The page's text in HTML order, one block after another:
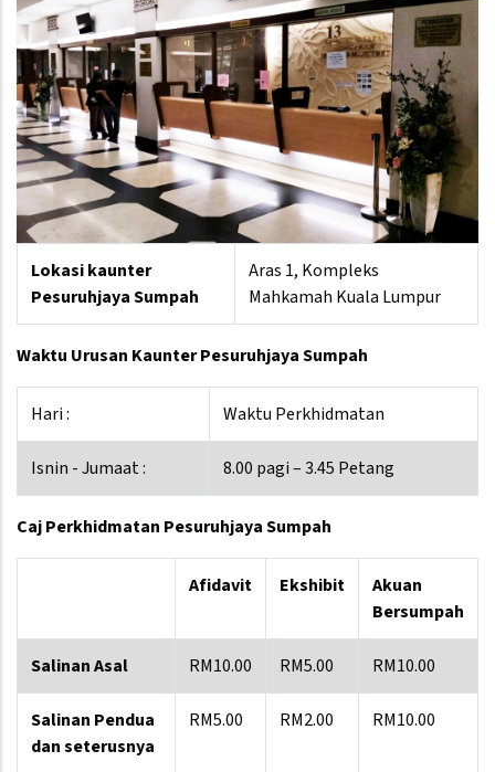
Lokasi kaunter
Pesuruhjaya Sumpah
Aras 1, Kompleks
Mahkamah Kuala Lumpur
Waktu Urusan Kaunter Pesuruhjaya Sumpah
Hari : Waktu Perkhidmatan
Isnin - Jumaat : 8.00 pagi – 3.45 Petang
Caj Perkhidmatan Pesuruhjaya Sumpah
Afidavit Ekshibit
Akuan
Bersumpah
Salinan Asal RM10.00 RM5.00 RM10.00
Salinan Pendua
dan seterusnya
RM5.00 RM2.00 RM10.00